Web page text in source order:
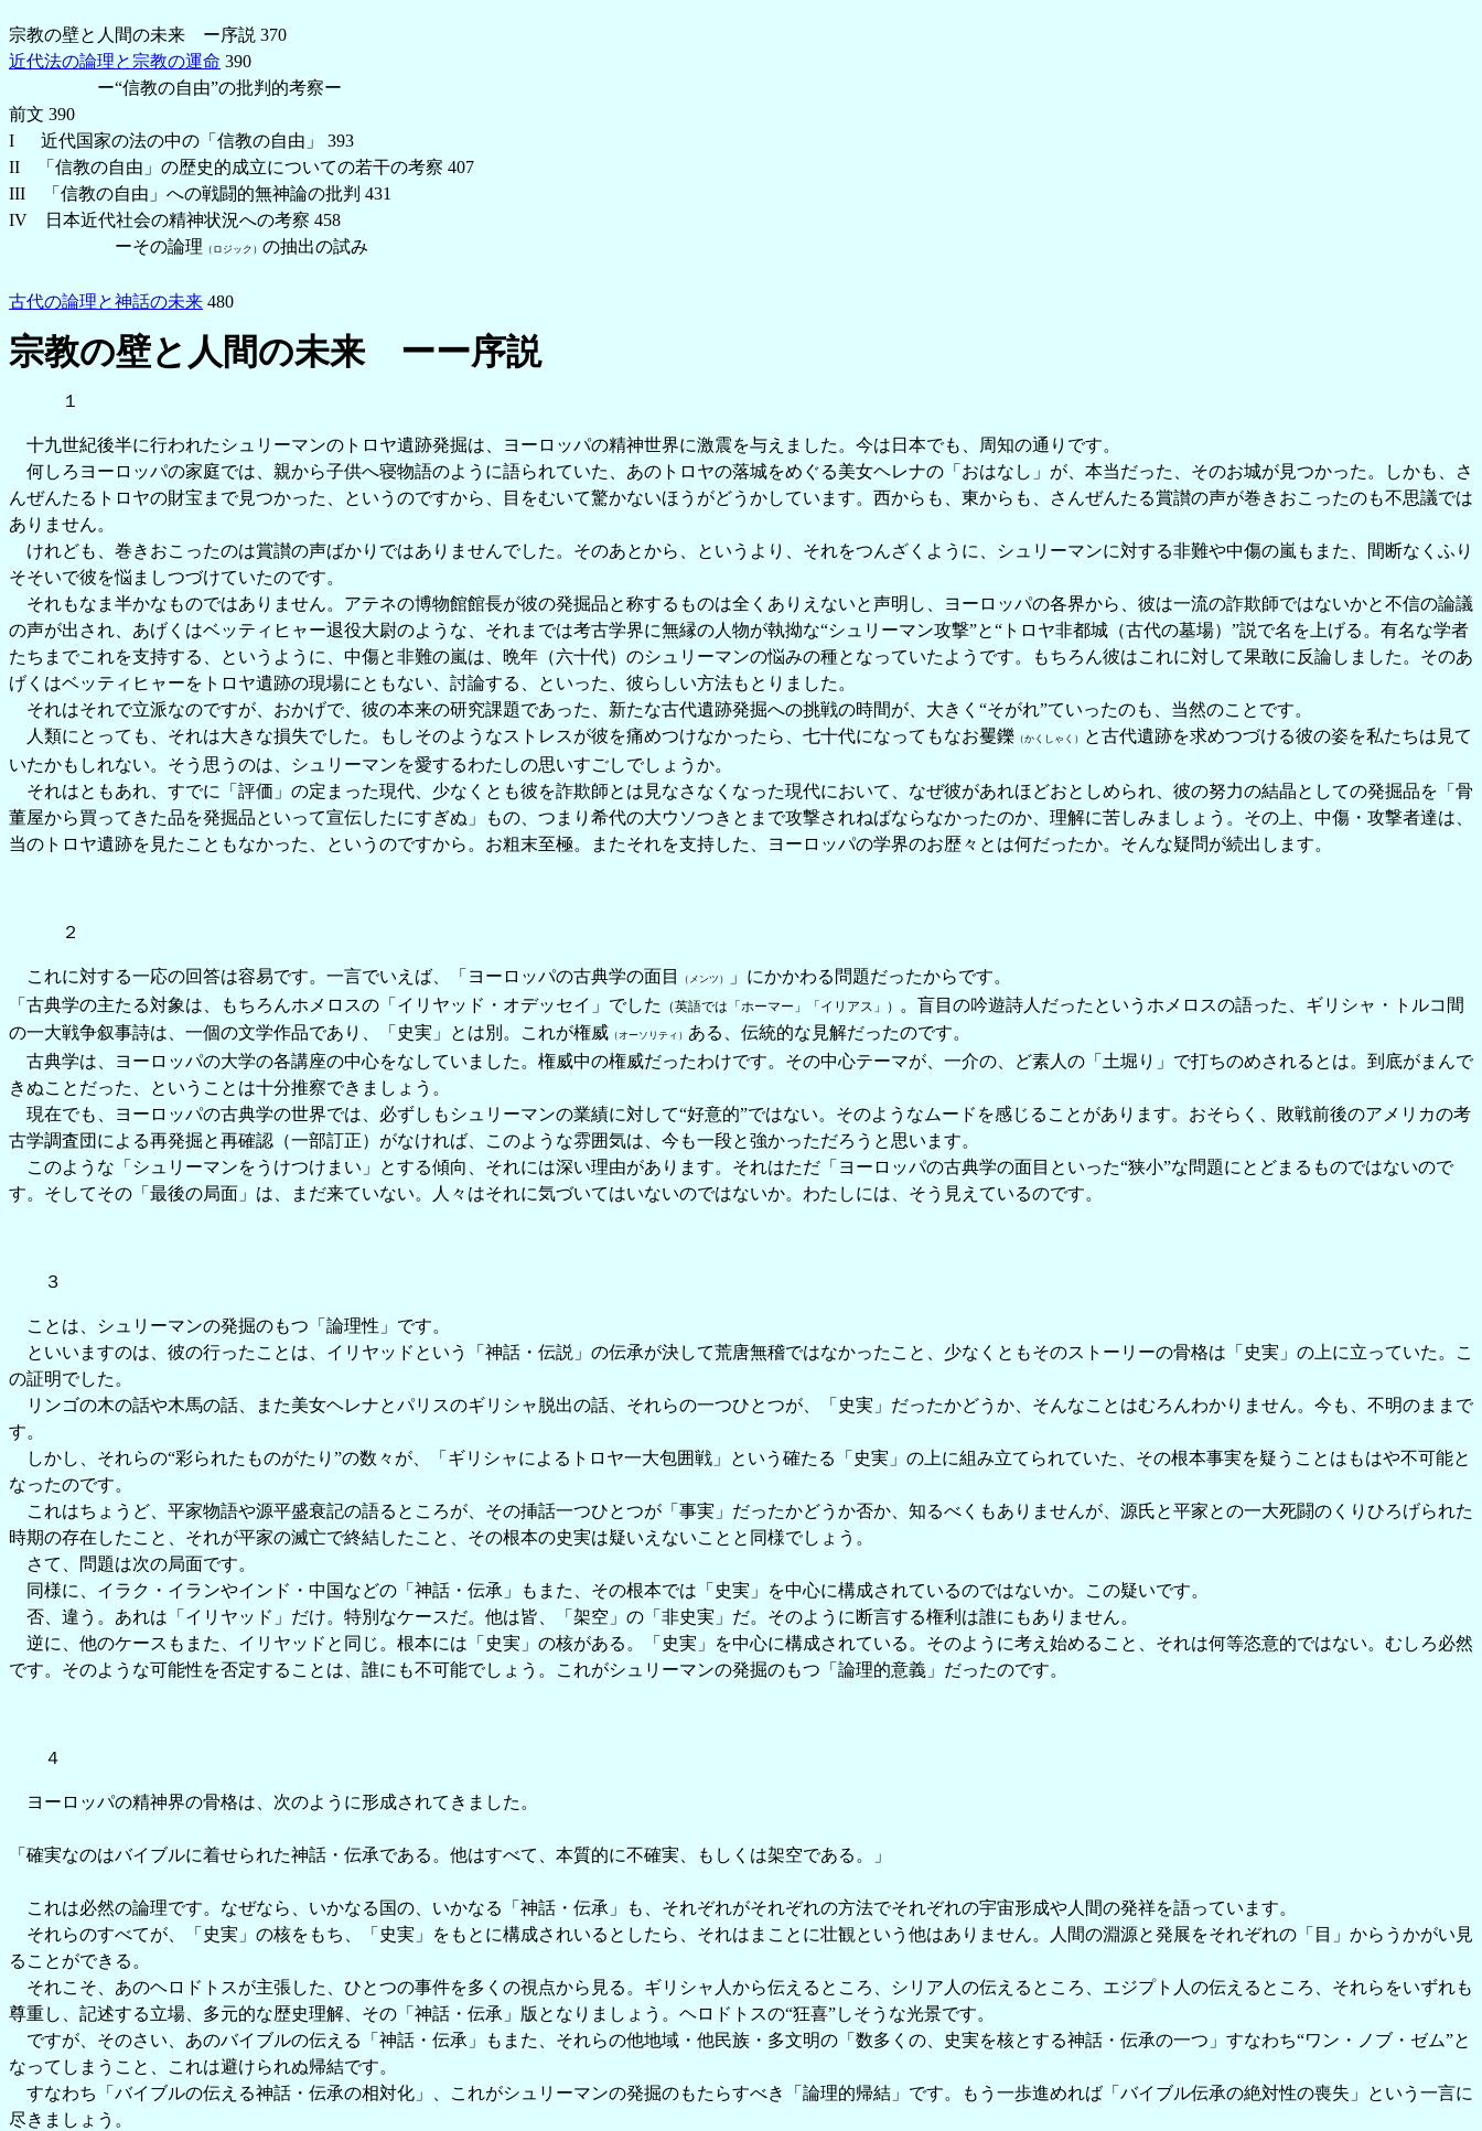
宗教の壁と人間の未来 ー序説 370
近代法の論理と宗教の運命 390
ー“信教の自由”の批判的考察ー
前文 390
I 近代国家の法の中の「信教の自由」 393
II 「信教の自由」の歴史的成立についての若干の考察 407
III 「信教の自由」への戦闘的無神論の批判 431
IV 日本近代社会の精神状況への考察 458
ーその論理 （ロジック） の抽出の試み
古代の論理と神話の未来 480
宗教の壁と人間の未来 ーー序説
１
十九世紀後半に行われたシュリーマンのトロヤ遺跡発掘は、ヨーロッパの精神世界に激震を与えました。今は日本でも、周知の通りです。
何しろヨーロッパの家庭では、親から子供へ寝物語のように語られていた、あのトロヤの落城をめぐる美女ヘレナの「おはなし」が、本当だった、そのお城が見つかった。しかも、さ
んぜんたるトロヤの財宝まで見つかった、というのですから、目をむいて驚かないほうがどうかしています。西からも、東からも、さんぜんたる賞讃の声が巻きおこったのも不思議では
ありません。
けれども、巻きおこったのは賞讃の声ばかりではありませんでした。そのあとから、というより、それをつんざくように、シュリーマンに対する非難や中傷の嵐もまた、間断なくふり
そそいで彼を悩ましつづけていたのです。
それもなま半かなものではありません。アテネの博物館館長が彼の発掘品と称するものは全くありえないと声明し、ヨーロッパの各界から、彼は一流の詐欺師ではないかと不信の論議
の声が出され、あげくはベッティヒャー退役大尉のような、それまでは考古学界に無縁の人物が執拗な“シュリーマン攻撃”と“トロヤ非都城（古代の墓場）”説で名を上げる。有名な学者
たちまでこれを支持する、というように、中傷と非難の嵐は、晩年（六十代）のシュリーマンの悩みの種となっていたようです。もちろん彼はこれに対して果敢に反論しました。そのあ
げくはベッティヒャーをトロヤ遺跡の現場にともない、討論する、といった、彼らしい方法もとりました。
それはそれで立派なのですが、おかげで、彼の本来の研究課題であった、新たな古代遺跡発掘への挑戦の時間が、大きく“そがれ”ていったのも、当然のことです。
人類にとっても、それは大きな損失でした。もしそのようなストレスが彼を痛めつけなかったら、七十代になってもなお矍鑠 （かくしゃく）
と古代遺跡を求めつづける彼の姿を私たちは見て
いたかもしれない。そう思うのは、シュリーマンを愛するわたしの思いすごしでしょうか。
それはともあれ、すでに「評価」の定まった現代、少なくとも彼を詐欺師とは見なさなくなった現代において、なぜ彼があれほどおとしめられ、彼の努力の結晶としての発掘品を「骨
董屋から買ってきた品を発掘品といって宣伝したにすぎぬ」もの、つまり希代の大ウソつきとまで攻撃されねばならなかったのか、理解に苦しみましょう。その上、中傷・攻撃者達は、
当のトロヤ遺跡を見たこともなかった、というのですから。お粗末至極。またそれを支持した、ヨーロッパの学界のお歴々とは何だったか。そんな疑問が続出します。
２
これに対する一応の回答は容易です。一言でいえば、「ヨーロッパの古典学の面目 （メンツ）
」にかかわる問題だったからです。
「古典学の主たる対象は、もちろんホメロスの「イリヤッド・オデッセイ」でした
（英語では「ホーマー」「イリアス」）
。盲目の吟遊詩人だったというホメロスの語った、ギリシャ・トルコ間
の一大戦争叙事詩は、一個の文学作品であり、「史実」とは別。これが権威 （オーソリティ） ある、伝統的な見解だったのです。
古典学は、ヨーロッパの大学の各講座の中心をなしていました。権威中の権威だったわけです。その中心テーマが、一介の、ど素人の「土堀り」で打ちのめされるとは。到底がまんで
きぬことだった、ということは十分推察できましょう。
現在でも、ヨーロッパの古典学の世界では、必ずしもシュリーマンの業績に対して“好意的”ではない。そのようなムードを感じることがあります。おそらく、敗戦前後のアメリカの考
古学調査団による再発掘と再確認（一部訂正）がなければ、このような雰囲気は、今も一段と強かっただろうと思います。
このような「シュリーマンをうけつけまい」とする傾向、それには深い理由があります。それはただ「ヨーロッパの古典学の面目といった“狭小”な問題にとどまるものではないので
す。そしてその「最後の局面」は、まだ来ていない。人々はそれに気づいてはいないのではないか。わたしには、そう見えているのです。
３
ことは、シュリーマンの発掘のもつ「論理性」です。
といいますのは、彼の行ったことは、イリヤッドという「神話・伝説」の伝承が決して荒唐無稽ではなかったこと、少なくともそのストーリーの骨格は「史実」の上に立っていた。こ
の証明でした。
リンゴの木の話や木馬の話、また美女ヘレナとパリスのギリシャ脱出の話、それらの一つひとつが、「史実」だったかどうか、そんなことはむろんわかりません。今も、不明のままで
す。
しかし、それらの“彩られたものがたり”の数々が、「ギリシャによるトロヤ一大包囲戦」という確たる「史実」の上に組み立てられていた、その根本事実を疑うことはもはや不可能と
なったのです。
これはちょうど、平家物語や源平盛衰記の語るところが、その挿話一つひとつが「事実」だったかどうか否か、知るべくもありませんが、源氏と平家との一大死闘のくりひろげられた
時期の存在したこと、それが平家の滅亡で終結したこと、その根本の史実は疑いえないことと同様でしょう。
さて、問題は次の局面です。
同様に、イラク・イランやインド・中国などの「神話・伝承」もまた、その根本では「史実」を中心に構成されているのではないか。この疑いです。
否、違う。あれは「イリヤッド」だけ。特別なケースだ。他は皆、「架空」の「非史実」だ。そのように断言する権利は誰にもありません。
逆に、他のケースもまた、イリヤッドと同じ。根本には「史実」の核がある。「史実」を中心に構成されている。そのように考え始めること、それは何等恣意的ではない。むしろ必然
です。そのような可能性を否定することは、誰にも不可能でしょう。これがシュリーマンの発掘のもつ「論理的意義」だったのです。
４
ヨーロッパの精神界の骨格は、次のように形成されてきました。
「確実なのはバイブルに着せられた神話・伝承である。他はすべて、本質的に不確実、もしくは架空である。」
これは必然の論理です。なぜなら、いかなる国の、いかなる「神話・伝承」も、それぞれがそれぞれの方法でそれぞれの宇宙形成や人間の発祥を語っています。
それらのすべてが、「史実」の核をもち、「史実」をもとに構成されいるとしたら、それはまことに壮観という他はありません。人間の淵源と発展をそれぞれの「目」からうかがい見
ることができる。
それこそ、あのヘロドトスが主張した、ひとつの事件を多くの視点から見る。ギリシャ人から伝えるところ、シリア人の伝えるところ、エジプト人の伝えるところ、それらをいずれも
尊重し、記述する立場、多元的な歴史理解、その「神話・伝承」版となりましょう。ヘロドトスの“狂喜”しそうな光景です。
ですが、そのさい、あのバイブルの伝える「神話・伝承」もまた、それらの他地域・他民族・多文明の「数多くの、史実を核とする神話・伝承の一つ」すなわち“ワン・ノブ・ゼム”と
なってしまうこと、これは避けられぬ帰結です。
すなわち「バイブルの伝える神話・伝承の相対化」、これがシュリーマンの発掘のもたらすべき「論理的帰結」です。もう一歩進めれば「バイブル伝承の絶対性の喪失」という一言に
尽きましょう。